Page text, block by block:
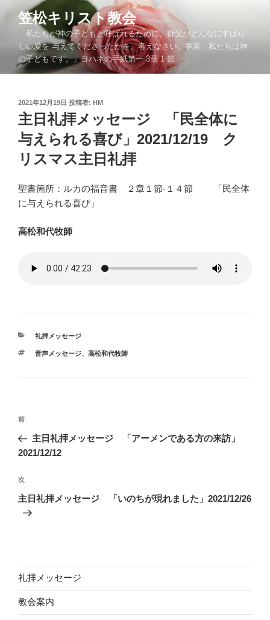
笠松キリスト教会
「私たちが神の子どもと呼ばれるために、御父がどんなにすばら
しい愛を 与えてくださったかを、考えなさい。事実、私たちは神
の子どもです。」ヨハネの手紙第一 3章 1 節
投
稿
日:
2021年12月19日 投稿者: HM
主日礼拝メッセージ 「民全体に
与えられる喜び」2021/12/19 ク
リスマス主日礼拝
聖書箇所：ルカの福音書 ２章１節-１４節 「民全体
に与えられる喜び」
高松和代牧師
カ
ゴ
礼拝メッセージ
タ
音声メッセージ、高松和代牧師
投
ナ
ゲ
ー
シ
前
の
投
前
主日礼拝メッセージ 「アーメンである方の来訪」
2021/12/12
次
の
次
主日礼拝メッセージ 「いのちが現れました」2021/12/26
礼拝メッセージ
教会案内